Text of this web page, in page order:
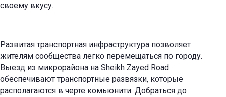
своему вкусу.
Развитая транспортная инфраструктура позволяет
жителям сообщества легко перемещаться по городу.
Выезд из микрорайона на Sheikh Zayed Road
обеспечивают транспортные развязки, которые
располагаются в черте комьюнити. Добраться до